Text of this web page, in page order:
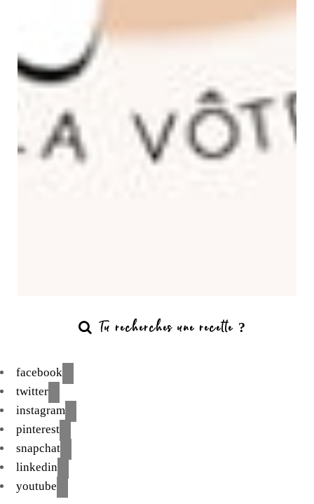
facebook
twitter
instagram
pinterest
snapchat
linkedin
youtube